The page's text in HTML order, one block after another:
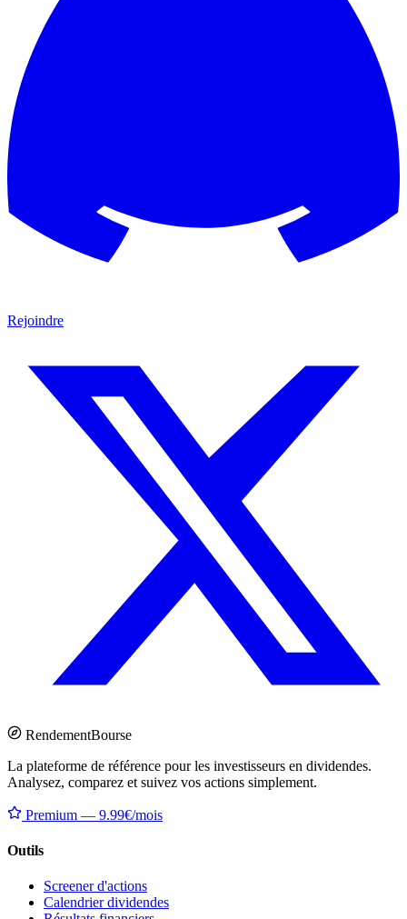
Rejoindre
RendementBourse
La plateforme de référence pour les investisseurs en dividendes.
Analysez, comparez et suivez vos actions simplement.
Premium — 9.99€/mois
Outils
Screener d'actions
Calendrier dividendes